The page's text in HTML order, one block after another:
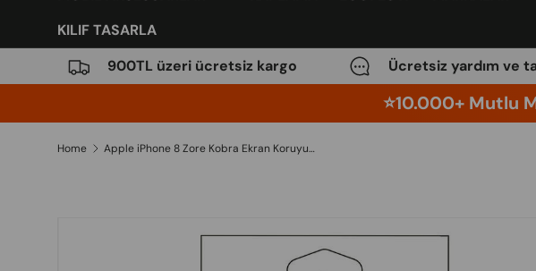
KILIF TASARLA
900TL üzeri ücretsiz kargo Ücretsiz yardım ve
⭐️10.000+ Mutlu
Home Apple iPhone 8 Zore Kobra Ekran Koruyucu